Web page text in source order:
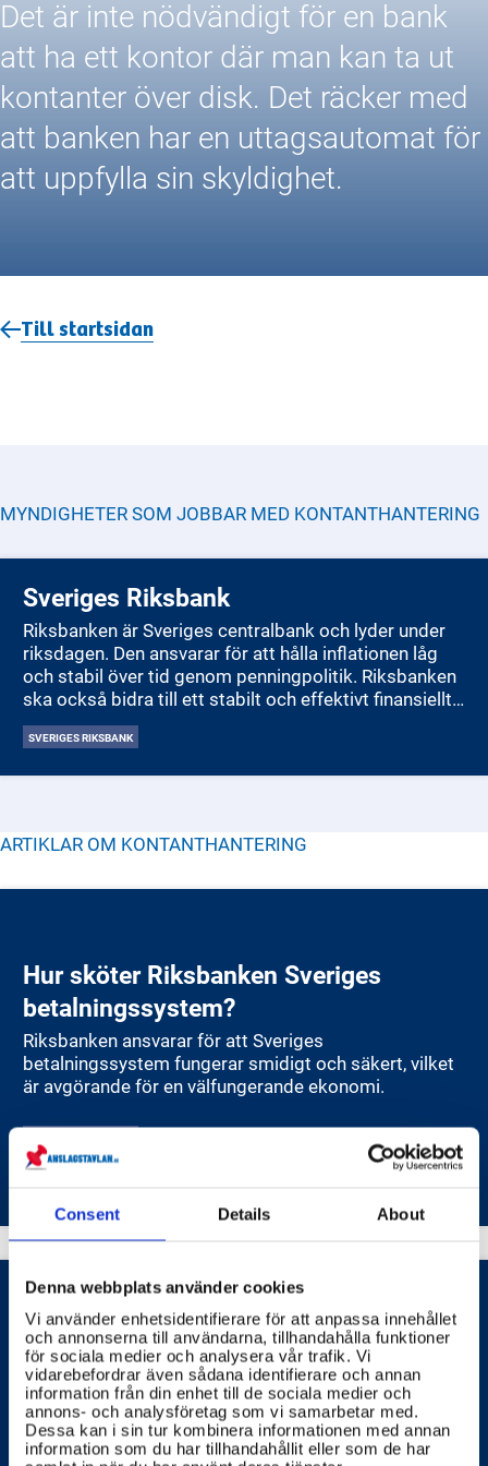
Consent Details About
Denna webbplats använder cookies
Vi använder enhetsidentifierare för att anpassa innehållet
och annonserna till användarna, tillhandahålla funktioner
för sociala medier och analysera vår trafik. Vi
vidarebefordrar även sådana identifierare och annan
information från din enhet till de sociala medier och
annons- och analysföretag som vi samarbetar med.
Dessa kan i sin tur kombinera informationen med annan
information som du har tillhandahållit eller som de har
Det är inte nödvändigt för en bank
att ha ett kontor där man kan ta ut
kontanter över disk. Det räcker med
att banken har en uttagsautomat för
att uppfylla sin skyldighet.
Till startsidan
MYNDIGHETER SOM JOBBAR MED KONTANTHANTERING
Sveriges Riksbank
Riksbanken är Sveriges centralbank och lyder under
riksdagen. Den ansvarar för att hålla inflationen låg
och stabil över tid genom penningpolitik. Riksbanken
ska också bidra till ett stabilt och effektivt finansiellt
system och se till att allmänheten kan göra
betalningar. Banken ger också ut sedlar och mynt i
låg och stabil inflation, och samtidigt stödja en
För att Sveriges ekonomi ska fungera bra behövs ett
stabilt och effektivt finansiellt system som kan
förmedla betalningar, omvandla sparande till
finansiering och hantera risker. Riksbanken övervakar
det finansiella systemet, förbereder sig för att hantera
för att motverka allvarliga störningar. Banken
samarbetar också med Finansinspektionen och
Riksbanken ser till att betalningar kan göras säkert
och effektivt, bland annat genom betalningssystemet
hela Sverige.
Riksbanken förvaltar tillgångar med låg risk för att
kunna utföra sina uppgifter och finansiera sin
verksamhet. Banken ska också ha förmåga att
upprätthålla sin verksamhet under krissituationer och
vid höjd beredskap, inklusive att se till att betalningar
kan göras.
SVERIGES RIKSBANK
ARTIKLAR OM KONTANTHANTERING
Hur sköter Riksbanken Sveriges
betalningssystem?
Riksbanken ansvarar för att Sveriges
betalningssystem fungerar smidigt och säkert, vilket
är avgörande för en välfungerande ekonomi.
Hur gör jag för att flytta pengar mellan
länder?
Det finns flera sätt att flytta pengar mellan länder,
beroende på belopp och behov. För att flytta pengar
mellan olika länder kan du använda banköverföring,